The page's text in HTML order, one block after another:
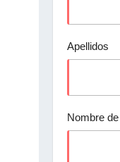
Apellidos
Nombre